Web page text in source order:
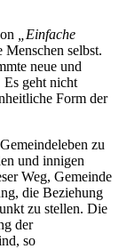
„Einfache
selbst.
neue und
Es geht nicht
Form der
zu
und innigen
Weg, Gemeinde
die Beziehung
zu stellen. Die
der
so